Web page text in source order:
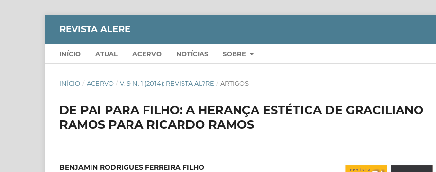
REVISTA ALERE
INÍCIO ATUAL ACERVO NOTÍCIAS SOBRE
INÍCIO / ACERVO / V. 9 N. 1 (2014): REVISTA AL?RE / ARTIGOS
DE PAI PARA FILHO: A HERANÇA ESTÉTICA DE GRACILIANO
RAMOS PARA RICARDO RAMOS
BENJAMIN RODRIGUES FERREIRA FILHO